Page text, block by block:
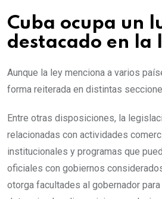
Cuba ocupa un
destacado en la
Aunque la ley menciona a varios
forma reiterada en distintas
Entre otras disposiciones, la
relacionadas con actividades
institucionales y programas que
oficiales con gobiernos
otorga facultades al gobernador